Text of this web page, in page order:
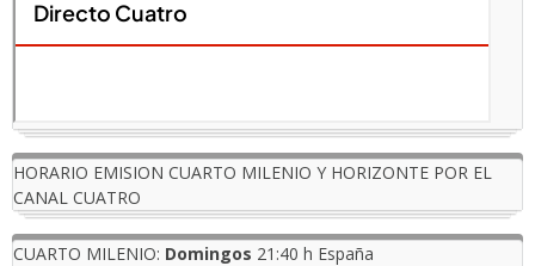
HORARIO EMISION CUARTO MILENIO Y HORIZONTE POR EL
CANAL CUATRO
CUARTO MILENIO: Domingos 21:40 h España